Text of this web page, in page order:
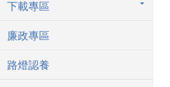
下載專區
廉政專區
路燈認養